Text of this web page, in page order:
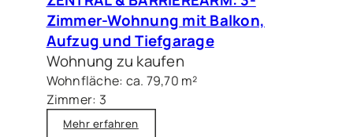
Zimmer-Wohnung mit Balkon,
Aufzug und Tiefgarage
Wohnung zu kaufen
Wohnfläche: ca. 79,70 m²
Zimmer: 3
Mehr erfahren